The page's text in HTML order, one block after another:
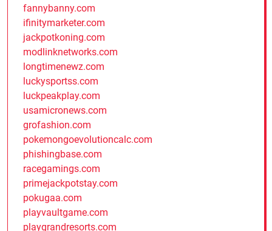
fannybanny.com
ifinitymarketer.com
jackpotkoning.com
modlinknetworks.com
longtimenewz.com
luckysportss.com
luckpeakplay.com
usamicronews.com
grofashion.com
pokemongoevolutioncalc.com
phishingbase.com
racegamings.com
primejackpotstay.com
pokugaa.com
playvaultgame.com
playgrandresorts.com